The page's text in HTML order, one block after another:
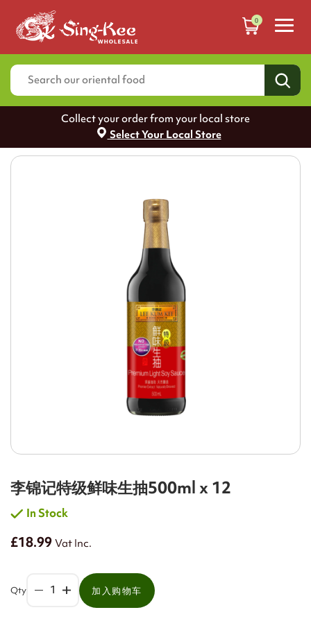
0
Collect your order from your local store
Select Your Local Store
李锦记特级鲜味生抽500ml x 12
In Stock
£18.99Vat Inc.
Qty 加入购物车